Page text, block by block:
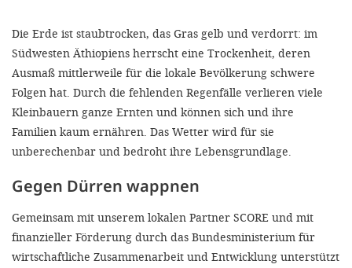
Die Erde ist staubtrocken, das Gras gelb und verdorrt: im
Südwesten Äthiopiens herrscht eine Trockenheit, deren
Ausmaß mittlerweile für die lokale Bevölkerung schwere
Folgen hat. Durch die fehlenden Regenfälle verlieren viele
Kleinbauern ganze Ernten und können sich und ihre
Familien kaum ernähren. Das Wetter wird für sie
unberechenbar und bedroht ihre Lebensgrundlage.
Gegen Dürren wappnen
Gemeinsam mit unserem lokalen Partner SCORE und mit
finanzieller Förderung durch das Bundesministerium für
wirtschaftliche Zusammenarbeit und Entwicklung unterstützt
ALLEN